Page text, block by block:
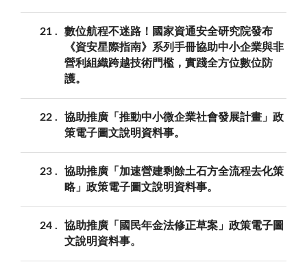
21
數位航程不迷路！國家資通安全研究院發布
《資安星際指南》系列手冊協助中小企業與非
營利組織跨越技術門檻，實踐全方位數位防
護。
22
協助推廣「推動中小微企業社會發展計畫」政
策電子圖文說明資料事。
23
協助推廣「加速營建剩餘土石方全流程去化策
略」政策電子圖文說明資料事。
24
協助推廣「國民年金法修正草案」政策電子圖
文說明資料事。